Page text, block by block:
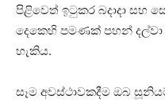
පිළිවෙත් ඉටුකර බදාදා සහ
දෙකෙහි පමණක්‌ පහන් දල්වා
හැකිය.
සෑම අවස්‌ථාවකදීම ඔබ